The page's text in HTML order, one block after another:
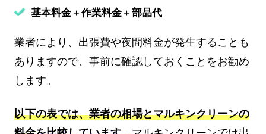
基本料金＋ 作業料金＋ 部品代
業者により、出張費や夜間料金が発生することも
ありますので、事前に確認しておくことをお勧め
します。
以下の表では、業者の相場とマルキンクリーンの